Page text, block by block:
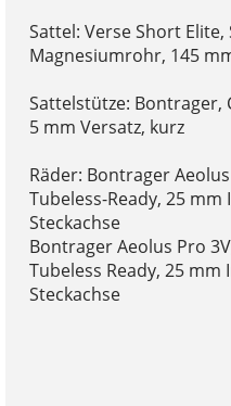
Sattel: Verse Short Elite,
Magnesiumrohr, 145
Sattelstütze: Bontrager,
5 mm Versatz, kurz
Räder: Bontrager
Tubeless-Ready, 25
Steckachse
Bontrager Aeolus Pro
Tubeless Ready, 25 mm
Steckachse